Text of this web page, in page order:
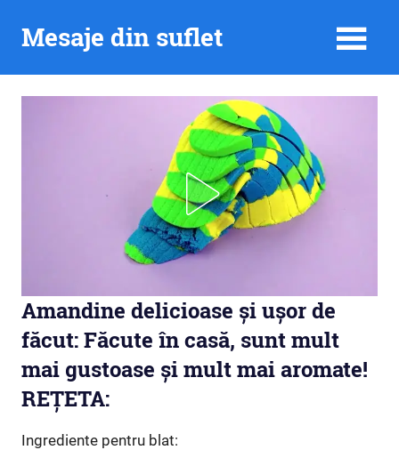
Mesaje din suflet
Amandine delicioase și ușor de
făcut: Făcute în casă, sunt mult
mai gustoase și mult mai aromate!
REȚETA:
Ingrediente pentru blat: